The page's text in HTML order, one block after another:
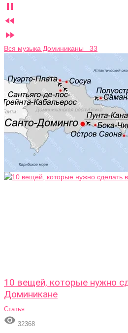



Вся музыка Доминиканы 33
10 вещей, которые нужно
Доминикане
Статья
 32368